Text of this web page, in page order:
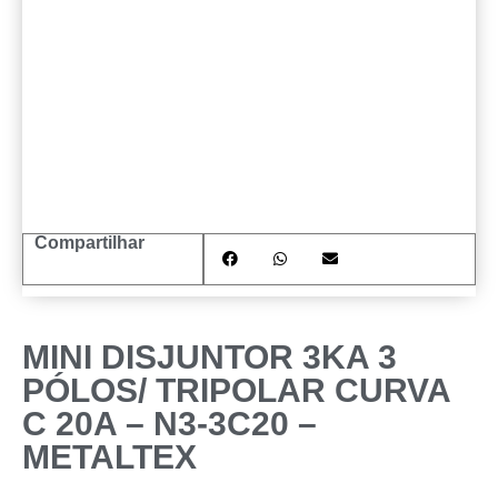
MINI DISJUNTOR 3KA 3
PÓLOS/ TRIPOLAR CURVA
C 20A – N3-3C20 –
METALTEX
Compartilhar